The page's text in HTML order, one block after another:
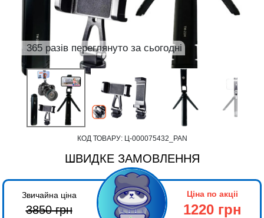
365 разів переглянуто за сьогодні
КОД ТОВАРУ: Ц-000075432_PAN
ШВИДКЕ ЗАМОВЛЕННЯ
Звичайна ціна
3850грн
Ціна по акціі
1220 грн